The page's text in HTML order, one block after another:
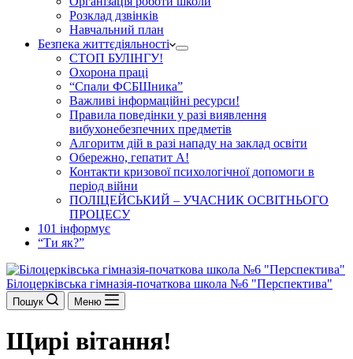
Розклад дзвінків
Навчальний план
Безпека життєдіяльності
СТОП БУЛІНГУ!
Охорона праці
“Спали ФСБШника”
Важливі інформаційні ресурси!
Правила поведінки у разі виявлення
вибухонебезпечних предметів
Алгоритм дій в разі нападу на заклад освіти
Обережно, гепатит А!
Контакти кризової психологічної допомоги в
період війни
ПОЛІЦЕЙСЬКИЙ – УЧАСНИК ОСВІТНЬОГО
ПРОЦЕСУ
101 інформує
“Ти як?”
Білоцерківська гімназія-початкова школа №6 "Перспектива"
Пошук Меню
Щирі вітання!